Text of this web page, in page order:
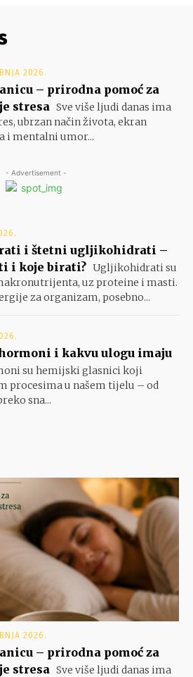
2026.
– prirodna pomoć za
stresa Sve više ljudi danas ima
ubrzan način života, ekran
i mentalni umor...
- Advertisement -
i štetni ugljikohidrati –
i koje birati? Ugljikohidrati su
uz proteine i masti.
za organizam, posebno...
i kakvu ulogu imaju
su hemijski glasnici koji
procesima u našem tijelu – od
sna...
2026.
– prirodna pomoć za
stresa Sve više ljudi danas ima